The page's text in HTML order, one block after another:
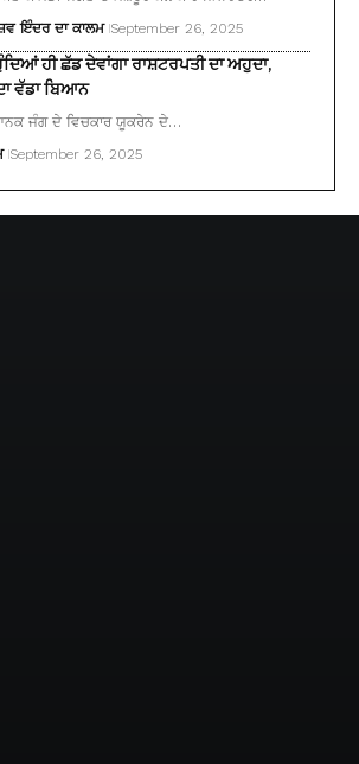
ਇੰਦਰ ਦਾ ਕਾਲਮ September 26, 2025
ਹੀ ਛੱਡ ਦੇਵਾਂਗਾ ਰਾਸ਼ਟਰਪਤੀ ਦਾ ਅਹੁਦਾ,
ਵੱਡਾ ਬਿਆਨ
ਜੰਗ ਦੇ ਵਿਚਕਾਰ ਯੂਕਰੇਨ ਦੇ…
September 26, 2025